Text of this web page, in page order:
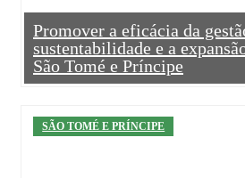
Promover a eficácia da
sustentabilidade e a
São Tomé e Príncipe
SÃO TOMÉ E PRÍNCIPE